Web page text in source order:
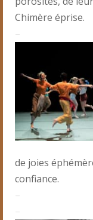
Chimère éprise.
–
de joies
confiance.
–
–